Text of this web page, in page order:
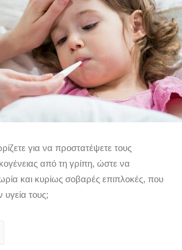
για να προστατέψετε τους
από τη γρίπη, ώστε να
και κυρίως σοβαρές επιπλοκές, που
τους;